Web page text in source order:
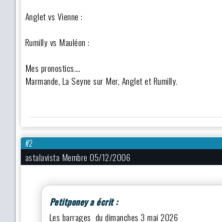
Anglet vs Vienne :
Rumilly vs Mauléon :
Mes pronostics….
Marmande, La Seyne sur Mer, Anglet et Rumilly.
#2
astalavista Membre 05/12/2006
Petitponey a écrit :
Les barrages du dimanches 3 mai 2026